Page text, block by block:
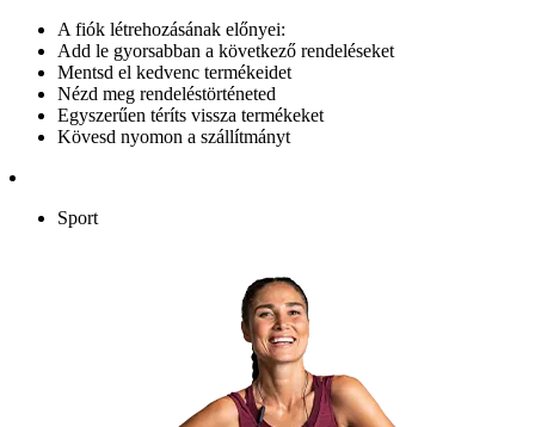
A fiók létrehozásának előnyei:
Add le gyorsabban a következő rendeléseket
Mentsd el kedvenc termékeidet
Nézd meg rendeléstörténeted
Egyszerűen téríts vissza termékeket
Kövesd nyomon a szállítmányt
Sport